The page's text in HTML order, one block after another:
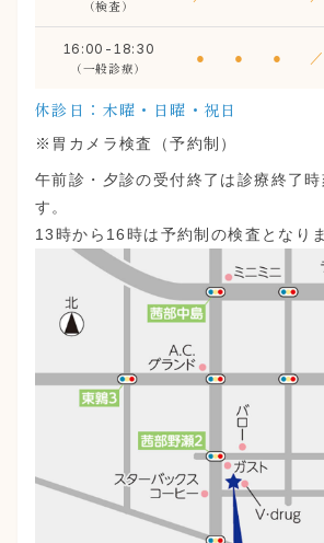
（検査）
16:00-18:30
（一般診療）
● ● ● ／
休診日：木曜・日曜・祝日
※胃カメラ検査（予約制）
午前診・夕診の受付終了は診療終了
す。
13時から16時は予約制の検査となり